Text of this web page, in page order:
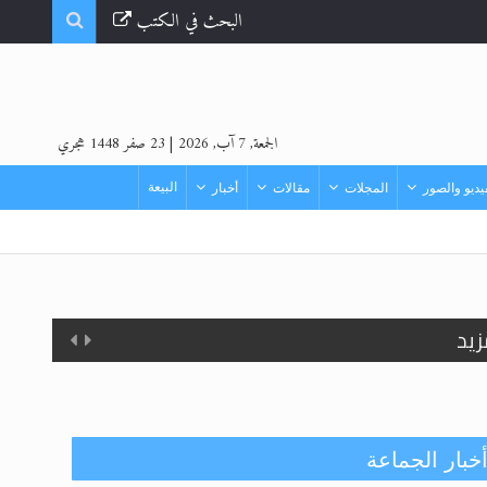
البحث في الكتب
الجمعة, 7 آب, 2026 | 23 صفر 1448 هجري
والصور المجلات مقالات أخبار البيعة
أخبار الجماعة